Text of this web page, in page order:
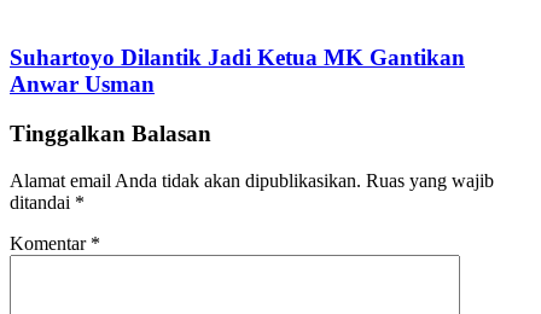
Suhartoyo Dilantik Jadi Ketua MK Gantikan
Anwar Usman
Tinggalkan Balasan
Alamat email Anda tidak akan dipublikasikan. Ruas yang wajib
ditandai *
Komentar *